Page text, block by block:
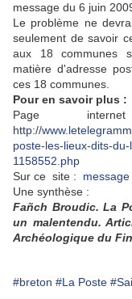
message du 6 juin
Le problème ne
seulement de savoir
aux 18 communes
matière d'adresse
ces 18 communes.
Pour en savoir plus :
Page
http://
poste-les-lieux-dits-
1158552.php
Sur ce site :
Une synthèse :
Fañch Broudic. La
un malentendu.
Archéologique du
#breton #La Poste